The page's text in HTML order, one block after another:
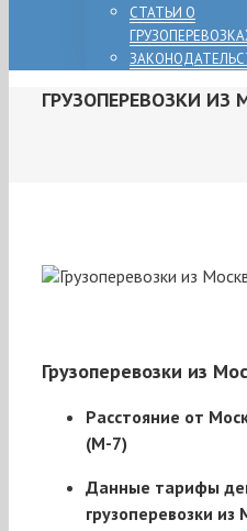
СТАТЬИ О
ГРУЗОПЕРЕВОЗКИ ИЗ
Грузоперевозки из
Расстояние от
(М-7)
Данные тарифы
грузоперевозки